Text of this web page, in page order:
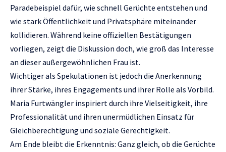
Paradebeispiel dafür, wie schnell Gerüchte entstehen und
wie stark Öffentlichkeit und Privatsphäre miteinander
kollidieren. Während keine offiziellen Bestätigungen
vorliegen, zeigt die Diskussion doch, wie groß das Interesse
an dieser außergewöhnlichen Frau ist.
Wichtiger als Spekulationen ist jedoch die Anerkennung
ihrer Stärke, ihres Engagements und ihrer Rolle als Vorbild.
Maria Furtwängler inspiriert durch ihre Vielseitigkeit, ihre
Professionalität und ihren unermüdlichen Einsatz für
Gleichberechtigung und soziale Gerechtigkeit.
Am Ende bleibt die Erkenntnis: Ganz gleich, ob die Gerüchte